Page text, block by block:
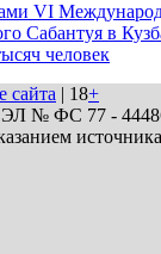
VI
Сабантуя в
человек
сайта | 18+
№ ФС 77 - 44486